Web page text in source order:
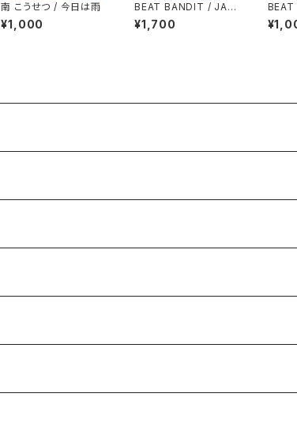
南 こうせつ / 今日は雨
¥1,000
BEAT BANDIT / JAP
ANEGGAE MIX 3(CL
ASSIC CUTS)
¥1,700
ER
(60